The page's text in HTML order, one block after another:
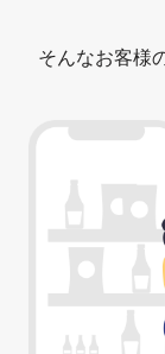
そんなお客様